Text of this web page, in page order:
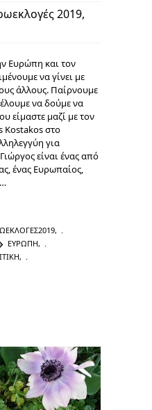
2019,
Ευρώπη και τον
να γίνει με
άλλους. Παίρνουμε
να δούμε να
είμαστε μαζί με τον
Kostakos στο
για
είναι ένας από
ένας Ευρωπαίος,
,
ΕΥΡΏΠΗ,
,